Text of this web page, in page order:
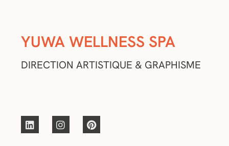
YUWA WELLNESS SPA
DIRECTION ARTISTIQUE & GRAPHISME